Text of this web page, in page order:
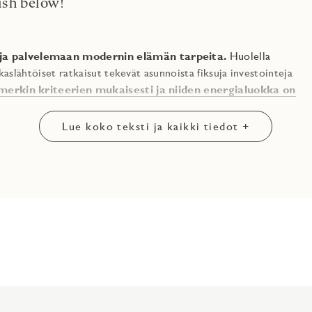
palvelemaan modernin elämän tarpeita. Huolella
ratkaisut tekevät asunnoista fiksuja investointeja
kriteerien mukaisesti ja niiden energialuokka on
parvekeliukuovet kuljettavat valon huoneesta toiseen.
ikkunalautojen kanssa tyylikkääksi kokonaisuudeksi.
Lue koko teksti ja kaikki tiedot +